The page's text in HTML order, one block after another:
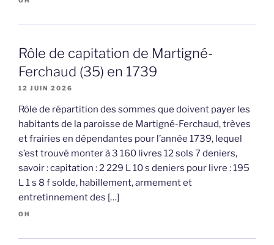
Rôle de capitation de Martigné-
Ferchaud (35) en 1739
12 JUIN 2026
Rôle de répartition des sommes que doivent payer les
habitants de la paroisse de Martigné-Ferchaud, trèves
et frairies en dépendantes pour l’année 1739, lequel
s’est trouvé monter à 3 160 livres 12 sols 7 deniers,
savoir : capitation : 2 229 L 10 s deniers pour livre : 195
L 1 s 8 f solde, habillement, armement et
entretinnement des […]
OH